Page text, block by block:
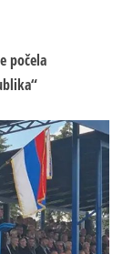
počela